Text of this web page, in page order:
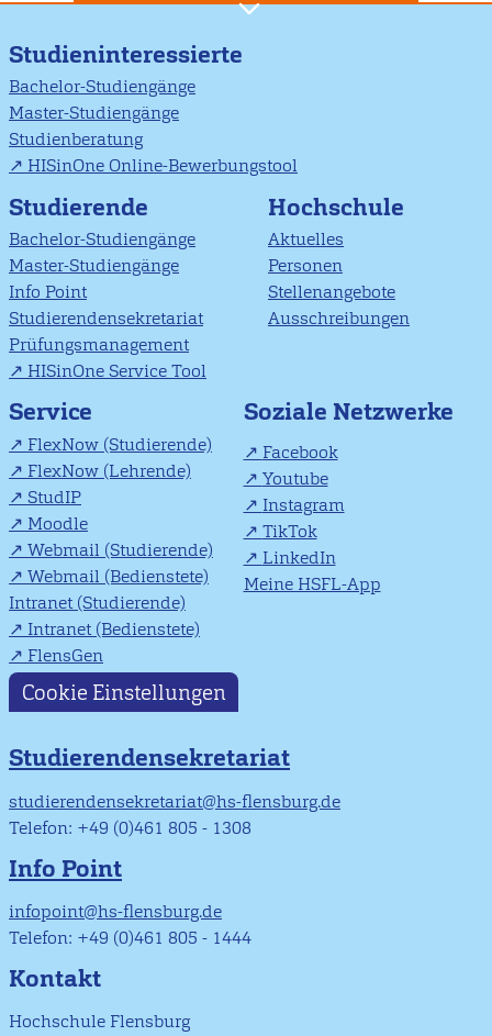
Studieninteressierte
Bachelor-Studiengänge
Master-Studiengänge
Studienberatung
HISinOne Online-Bewerbungstool
Studierende
Bachelor-Studiengänge
Master-Studiengänge
Info Point
Studierendensekretariat
Prüfungsmanagement
HISinOne Service Tool
Hochschule
Aktuelles
Personen
Stellenangebote
Ausschreibungen
Service
FlexNow (Studierende)
FlexNow (Lehrende)
StudIP
Moodle
Webmail (Studierende)
Webmail (Bedienstete)
Intranet (Studierende)
Intranet (Bedienstete)
FlensGen
Soziale Netzwerke
Facebook
Youtube
Instagram
TikTok
LinkedIn
Meine HSFL-App
Cookie Einstellungen
Studierendensekretariat
studierendensekretariat@hs-flensburg.de
Telefon: +49 (0)461 805 - 1308
Info Point
infopoint@hs-flensburg.de
Telefon: +49 (0)461 805 - 1444
Kontakt
Hochschule Flensburg